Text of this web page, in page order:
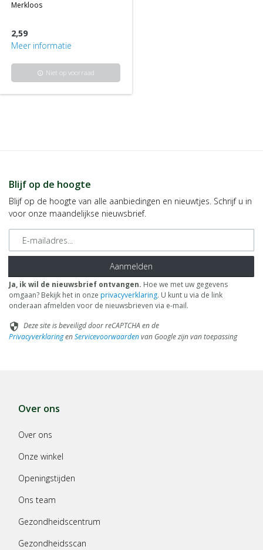
merkloos
2,59
Meer informatie
info Niet op voorraad
Blijf op de hoogte
Blijf op de hoogte van alle aanbiedingen en nieuwtjes. Schrijf u in
voor onze maandelijkse nieuwsbrief.
E-mailadres
Aanmelden
Ja, ik wil de nieuwsbrief ontvangen. Hoe we met uw gegevens
omgaan? Bekijk het in onze privacyverklaring. U kunt u via de link
onderaan afmelden voor de nieuwsbrieven via e-mail.
security Deze site is beveiligd door reCAPTCHA en de
PrivacyverklaringenServicevoorwaardenvan Google zijn van toepassing
Over ons
Over ons
Onze winkel
Openingstijden
Ons team
Gezondheidscentrum
Gezondheidsscan